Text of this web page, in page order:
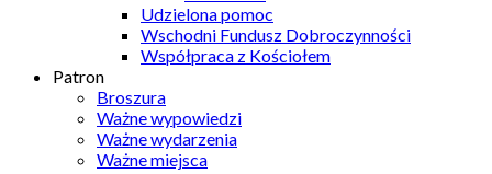
Udzielona pomoc
Wschodni Fundusz Dobroczynności
Współpraca z Kościołem
Patron
Broszura
Ważne wypowiedzi
Ważne wydarzenia
Ważne miejsca